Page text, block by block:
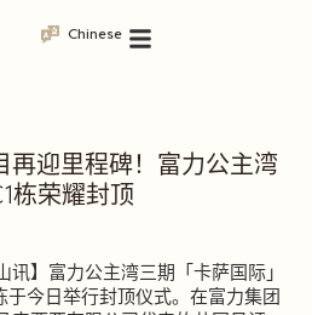
Chinese
再迎里程碑！富力公主湾
栋荣耀封顶
讯】富力公主湾三期「卡萨国际」
于今日举行封顶仪式。在富力集团